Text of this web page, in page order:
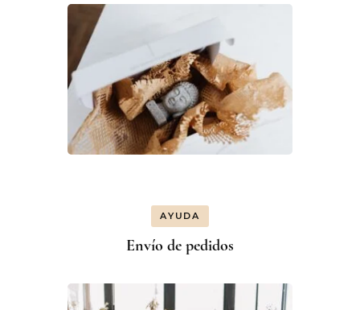
AYUDA
Envío de pedidos